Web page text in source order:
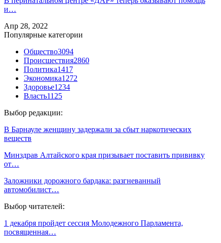
и…
Апр 28, 2022
Популярные категории
Общество3094
Происшествия2860
Политика1417
Экономика1272
Здоровье1234
Власть1125
Выбор редакции:
В Барнауле женщину задержали за сбыт наркотических
веществ
Минздрав Алтайского края призывает поставить прививку
от…
Заложники дорожного бардака: разгневанный
автомобилист…
Выбор читателей:
1 декабря пройдет сессия Молодежного Парламента,
посвященная…